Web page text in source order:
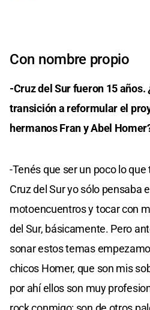
Con nombre propio
-Cruz del Sur fueron 15 años.
transición a reformular el
hermanos Fran y Abel
-Tenés que ser un poco lo
Cruz del Sur yo sólo pensaba
motoencuentros y tocar con
del Sur, básicamente. Pero
sonar estos temas
chicos Homer, que son mis
por ahí ellos son muy